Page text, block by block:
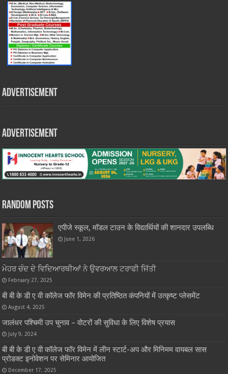
Advertisement
Advertisement
Random Posts
एपीजे स्कूल, मॉडल टाउन के विद्यार्थियों की शानदार उपलब्धि
June 1, 2026
ਮੇਹਰ ਚੰਦ ਦੇ ਵਿਦਿਆਰਥੀਆਂ ਨੇ ਉਵਰਆਲ ਟਰਾਫੀ ਜਿੱਤੀ
February 27, 2025
बी बी के डी ए वी कॉलेज फॉर विमेन की प्रतिष्ठित कंपनियों में उत्कृष्ट प्लेसमेंट
August 4, 2025
जालंधर पश्चिमी उप चुनाव – वोटरों की सुविधा के लिए विशेष प्रयास
July 9, 2024
बी बी के डी ए वी कॉलेज फॉर विमेन में लीन स्टार्ट-अप और मिनिमम वायबल सास
प्रोडक्ट इनोवेशन पर सेमिनार आयोजित
December 17, 2025